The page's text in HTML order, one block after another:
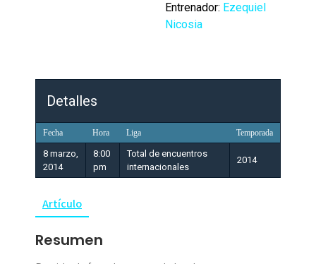
Entrenador: Ezequiel
Nicosia
Detalles
Fecha Hora Liga Temporada
8 marzo,
2014
8:00
pm
Total de encuentros
internacionales
2014
Artículo
Resumen